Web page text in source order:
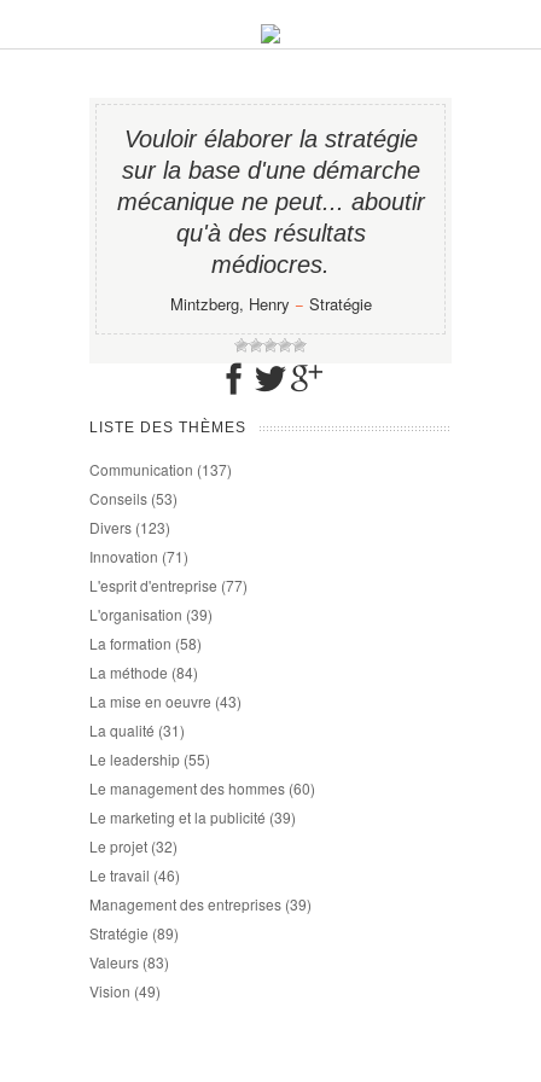
Vouloir élaborer la stratégie
sur la base d'une démarche
mécanique ne peut... aboutir
qu'à des résultats
médiocres.
Mintzberg, Henry − Stratégie
LISTE DES THÈMES
Communication (137)
Conseils (53)
Divers (123)
Innovation (71)
L'esprit d'entreprise (77)
L'organisation (39)
La formation (58)
La méthode (84)
La mise en oeuvre (43)
La qualité (31)
Le leadership (55)
Le management des hommes (60)
Le marketing et la publicité (39)
Le projet (32)
Le travail (46)
Management des entreprises (39)
Stratégie (89)
Valeurs (83)
Vision (49)